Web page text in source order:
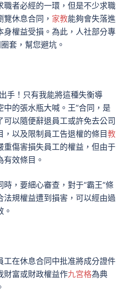
職者必經的一環，但是不少求職
休息合同， 家教能夠會失落進
身權益受損。為此，人社部分專
套，幫您避坑。
手！只有我能將這種失衡導
的張水瓶大喊。王”合同，是
以隨便辭退員工或許免去公司
以及限制員工告退權的條目教
重傷害損失員工的權益，但由于
效條目。
，要細心審查，對于“霸王”條
法規權益遭到損害，可以經由過
工在休息合同中批准將成分證件
財富或財政權益作九宮格為典